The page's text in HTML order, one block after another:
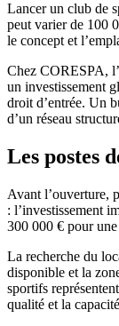
Lancer un club de
peut varier de 100
le concept et
Chez CORESPA,
un investissement
droit d’entrée. Un
d’un réseau
Les postes
Avant l’ouverture,
: l’investissement
300 000 € pour
La recherche du
disponible et la
sportifs
qualité et la